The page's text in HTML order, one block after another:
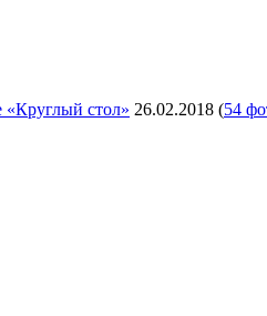
«Круглый стол» 26.02.2018 (54